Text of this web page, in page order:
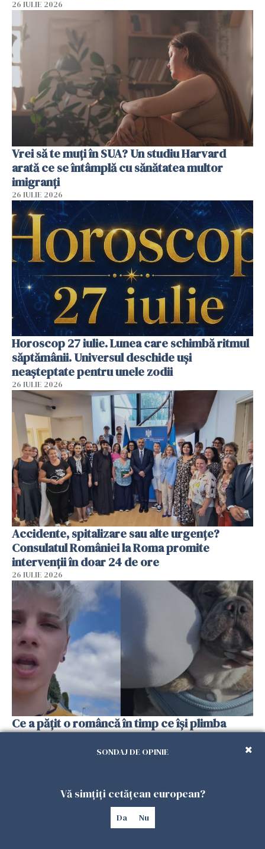
26 IULIE 2026
Vrei să te muți în SUA? Un studiu Harvard
arată ce se întâmplă cu sănătatea multor
imigranți
26 IULIE 2026
Horoscop 27 iulie. Lunea care schimbă ritmul
săptămânii. Universul deschide uși
neașteptate pentru unele zodii
26 IULIE 2026
Accidente, spitalizare sau alte urgențe?
Consulatul României la Roma promite
intervenții în doar 24 de ore
26 IULIE 2026
Ce a pățit o româncă în timp ce își plimba
câinele în Germania. Mesajul ei a stârnit
dezbateri aprinseSONDAJ DE OPINIE
Vă simțiți cetățean european?
Da Nu